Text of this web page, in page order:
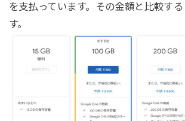
を支払っています。その金額と比較す
す。